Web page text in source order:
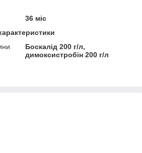
36 міс
Боскалід 200 г/л,
димоксистробін 200 г/л